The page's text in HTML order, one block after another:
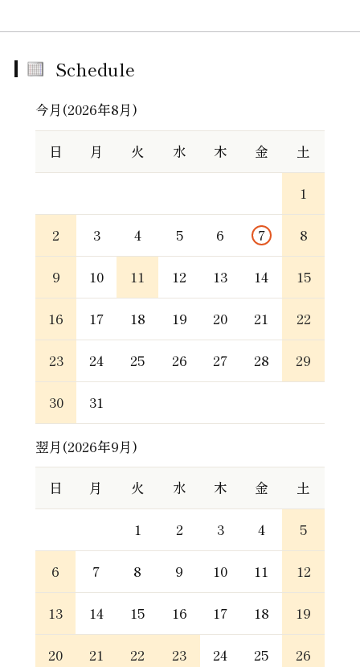
Schedule
今月(2026年8月)
日 月 火 水 木 金 土
1
2 3 4 5 6 7 8
9 10 11 12 13 14 15
16 17 18 19 20 21 22
23 24 25 26 27 28 29
30 31
翌月(2026年9月)
日 月 火 水 木 金 土
1 2 3 4 5
6 7 8 9 10 11 12
13 14 15 16 17 18 19
20 21 22 23 24 25 26